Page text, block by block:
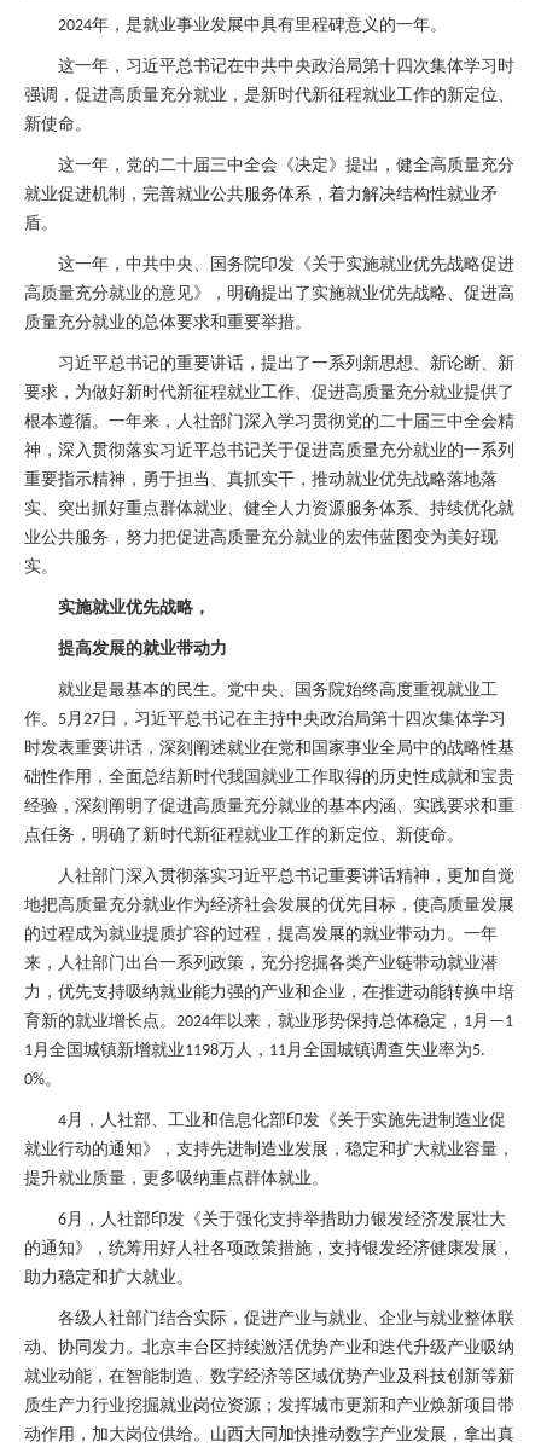
2024年，是就业事业发展中具有里程碑意义的一年。
这一年，习近平总书记在中共中央政治局第十四次集体学习时
强调，促进高质量充分就业，是新时代新征程就业工作的新定位、
新使命。
这一年，党的二十届三中全会《决定》提出，健全高质量充分
就业促进机制，完善就业公共服务体系，着力解决结构性就业矛
盾。
这一年，中共中央、国务院印发《关于实施就业优先战略促进
高质量充分就业的意见》，明确提出了实施就业优先战略、促进高
质量充分就业的总体要求和重要举措。
习近平总书记的重要讲话，提出了一系列新思想、新论断、新
要求，为做好新时代新征程就业工作、促进高质量充分就业提供了
根本遵循。一年来，人社部门深入学习贯彻党的二十届三中全会精
神，深入贯彻落实习近平总书记关于促进高质量充分就业的一系列
重要指示精神，勇于担当、真抓实干，推动就业优先战略落地落
实、突出抓好重点群体就业、健全人力资源服务体系、持续优化就
业公共服务，努力把促进高质量充分就业的宏伟蓝图变为美好现
实。
实施就业优先战略，
提高发展的就业带动力
就业是最基本的民生。党中央、国务院始终高度重视就业工
作。 5月 27 日，习近平总书记在主持中央政治局第十四次集体学习
时发表重要讲话，深刻阐述就业在党和国家事业全局中的战略性基
础性作用，全面总结新时代我国就业工作取得的历史性成就和宝贵
经验，深刻阐明了促进高质量充分就业的基本内涵、实践要求和重
点任务，明确了新时代新征程就业工作的新定位、新使命。
人社部门深入贯彻落实习近平总书记重要讲话精神，更加自觉
地把高质量充分就业作为经济社会发展的优先目标，使高质量发展
的过程成为就业提质扩容的过程，提高发展的就业带动力。一年
来，人社部门出台一系列政策，充分挖掘各类产业链带动就业潜
力，优先支持吸纳就业能力强的产业和企业，在推进动能转换中培
育新的就业增长点。 2024年以来，就业形势保持总体稳定， 1月 —1
1月全国城镇新增就业1198万人， 11月全国城镇调查失业率为5.
0%。
4月，人社部、工业和信息化部印发《关于实施先进制造业促
就业行动的通知》，支持先进制造业发展，稳定和扩大就业容量，
提升就业质量，更多吸纳重点群体就业。
6月，人社部印发《关于强化支持举措助力银发经济发展壮大
的通知》，统筹用好人社各项政策措施，支持银发经济健康发展，
助力稳定和扩大就业。
各级人社部门结合实际，促进产业与就业、企业与就业整体联
动、协同发力。北京丰台区持续激活优势产业和迭代升级产业吸纳
就业动能，在智能制造、数字经济等区域优势产业及科技创新等新
质生产力行业挖掘就业岗位资源；发挥城市更新和产业焕新项目带
动作用，加大岗位供给。山西大同加快推动数字产业发展，拿出真